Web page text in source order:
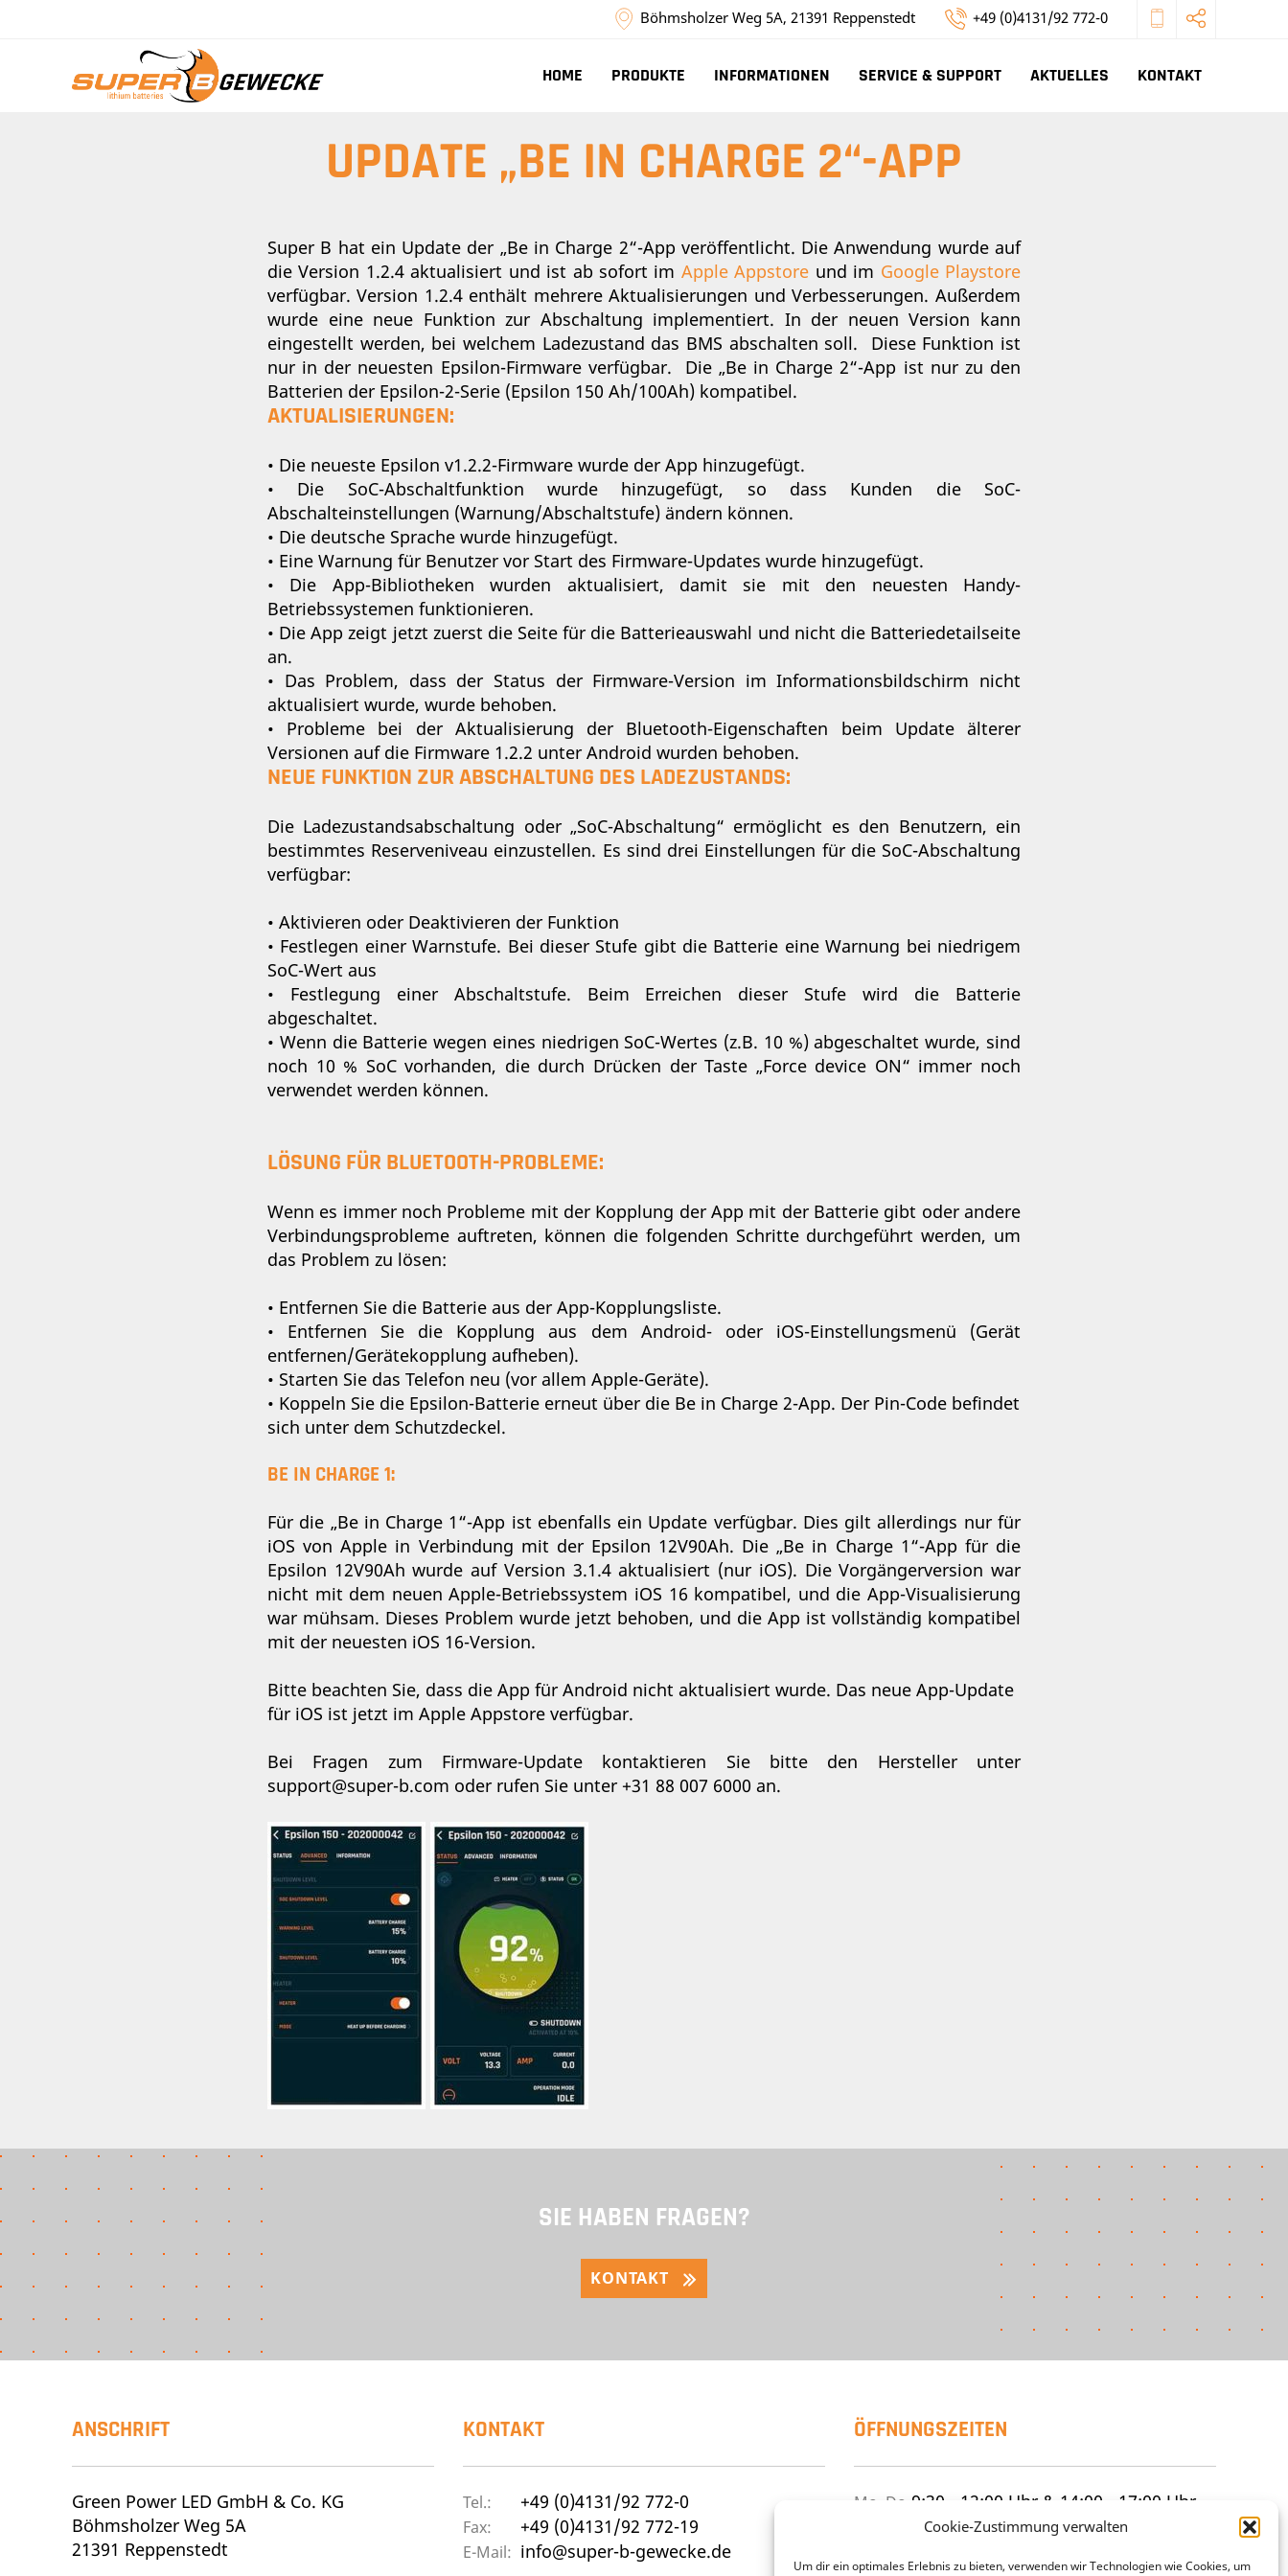
Cookie-Zustimmung verwalten
Um dir ein optimales Erlebnis zu bieten, verwenden wir Technologien wie Cookies, um
+49 (0)4131/92 772-0
Böhmsholzer Weg 5A, 21391 Reppenstedt
HOME PRODUKTE INFORMATIONEN SERVICE & SUPPORT AKTUELLES KONTAKT
UPDATE „BE IN CHARGE 2“-APP
Super B hat ein Update der „Be in Charge 2“-App veröffentlicht. Die Anwendung wurde auf
die Version 1.2.4 aktualisiert und ist ab sofort im Apple Appstore und im Google Playstore
verfügbar. Version 1.2.4 enthält mehrere Aktualisierungen und Verbesserungen. Außerdem
wurde eine neue Funktion zur Abschaltung implementiert. In der neuen Version kann
eingestellt werden, bei welchem Ladezustand das BMS abschalten soll. Diese Funktion ist
nur in der neuesten Epsilon-Firmware verfügbar. Die „Be in Charge 2“-App ist nur zu den
Batterien der Epsilon-2-Serie (Epsilon 150 Ah/100Ah) kompatibel.
AKTUALISIERUNGEN:
• Die neueste Epsilon v1.2.2-Firmware wurde der App hinzugefügt.
• Die SoC-Abschaltfunktion wurde hinzugefügt, so dass Kunden die SoC-
Abschalteinstellungen (Warnung/Abschaltstufe) ändern können.
• Die deutsche Sprache wurde hinzugefügt.
• Eine Warnung für Benutzer vor Start des Firmware-Updates wurde hinzugefügt.
• Die App-Bibliotheken wurden aktualisiert, damit sie mit den neuesten Handy-
Betriebssystemen funktionieren.
• Die App zeigt jetzt zuerst die Seite für die Batterieauswahl und nicht die Batteriedetailseite
an.
• Das Problem, dass der Status der Firmware-Version im Informationsbildschirm nicht
aktualisiert wurde, wurde behoben.
• Probleme bei der Aktualisierung der Bluetooth-Eigenschaften beim Update älterer
Versionen auf die Firmware 1.2.2 unter Android wurden behoben.
NEUE FUNKTION ZUR ABSCHALTUNG DES LADEZUSTANDS:
Die Ladezustandsabschaltung oder „SoC-Abschaltung“ ermöglicht es den Benutzern, ein
bestimmtes Reserveniveau einzustellen. Es sind drei Einstellungen für die SoC-Abschaltung
verfügbar:
• Aktivieren oder Deaktivieren der Funktion
• Festlegen einer Warnstufe. Bei dieser Stufe gibt die Batterie eine Warnung bei niedrigem
SoC-Wert aus
• Festlegung einer Abschaltstufe. Beim Erreichen dieser Stufe wird die Batterie
abgeschaltet.
• Wenn die Batterie wegen eines niedrigen SoC-Wertes (z.B. 10 %) abgeschaltet wurde, sind
noch 10 % SoC vorhanden, die durch Drücken der Taste „Force device ON“ immer noch
verwendet werden können.
LÖSUNG FÜR BLUETOOTH-PROBLEME:
Wenn es immer noch Probleme mit der Kopplung der App mit der Batterie gibt oder andere
Verbindungsprobleme auftreten, können die folgenden Schritte durchgeführt werden, um
das Problem zu lösen:
• Entfernen Sie die Batterie aus der App-Kopplungsliste.
• Entfernen Sie die Kopplung aus dem Android- oder iOS-Einstellungsmenü (Gerät
entfernen/Gerätekopplung aufheben).
• Starten Sie das Telefon neu (vor allem Apple-Geräte).
• Koppeln Sie die Epsilon-Batterie erneut über die Be in Charge 2-App. Der Pin-Code befindet
sich unter dem Schutzdeckel.
BE IN CHARGE 1:
Für die „Be in Charge 1“-App ist ebenfalls ein Update verfügbar. Dies gilt allerdings nur für
iOS von Apple in Verbindung mit der Epsilon 12V90Ah. Die „Be in Charge 1“-App für die
Epsilon 12V90Ah wurde auf Version 3.1.4 aktualisiert (nur iOS). Die Vorgängerversion war
nicht mit dem neuen Apple-Betriebssystem iOS 16 kompatibel, und die App-Visualisierung
war mühsam. Dieses Problem wurde jetzt behoben, und die App ist vollständig kompatibel
mit der neuesten iOS 16-Version.
Bitte beachten Sie, dass die App für Android nicht aktualisiert wurde. Das neue App-Update
für iOS ist jetzt im Apple Appstore verfügbar.
Bei Fragen zum Firmware-Update kontaktieren Sie bitte den Hersteller unter
support@super-b.com oder rufen Sie unter +31 88 007 6000 an.
SIE HABEN FRAGEN?
KONTAKT
ANSCHRIFT
Green Power LED GmbH & Co. KG
Böhmsholzer Weg 5A
21391 Reppenstedt
KONTAKT
Tel.: +49 (0)4131/92 772-0
Fax: +49 (0)4131/92 772-19
E-Mail: info@super-b-gewecke.de
ÖFFNUNGSZEITEN
Mo–Do 9:30 - 12:00 Uhr & 14:00 - 17:00 Uhr
9:30 - 12:00 Uhr & 14:00 - 15:30 Uhr